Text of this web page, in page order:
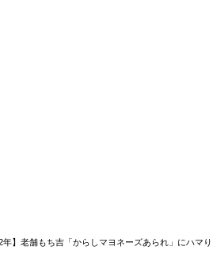
年】老舗もち吉「からしマヨネーズあられ」にハマ